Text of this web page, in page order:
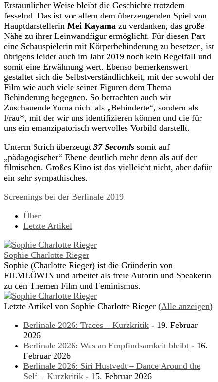
Erstaunlicher Weise bleibt die Geschichte trotzdem
fesselnd. Das ist vor allem dem überzeugenden Spiel von
Hauptdarstellerin Mei Kayama zu verdanken, das große
Nähe zu ihrer Leinwandfigur ermöglicht. Für diesen Part
eine Schauspielerin mit Körperbehinderung zu besetzen, ist
übrigens leider auch im Jahr 2019 noch kein Regelfall und
somit eine Erwähnung wert. Ebenso bemerkenswert
gestaltet sich die Selbstverständlichkeit, mit der sowohl der
Film wie auch viele seiner Figuren dem Thema
Behinderung begegnen. So betrachten auch wir
Zuschauende Yuma nicht als „Behinderte“, sondern als
Frau*, mit der wir uns identifizieren können und die für
uns ein emanzipatorisch wertvolles Vorbild darstellt.
Unterm Strich überzeugt 37 Seconds somit auf
„pädagogischer“ Ebene deutlich mehr denn als auf der
filmischen. Großes Kino ist das vielleicht nicht, aber dafür
ein sehr sympathisches.
Screenings bei der Berlinale 2019
Über
Letzte Artikel
Sophie Charlotte Rieger
Sophie (Charlotte Rieger) ist die Gründerin von
FILMLÖWIN und arbeitet als freie Autorin und Speakerin
zu den Themen Film und Feminismus.
Letzte Artikel von Sophie Charlotte Rieger (Alle anzeigen)
Berlinale 2026: Traces – Kurzkritik - 19. Februar
2026
Berlinale 2026: Was an Empfindsamkeit bleibt - 16.
Februar 2026
Berlinale 2026: Siri Hustvedt – Dance Around the
Self – Kurzkritik - 15. Februar 2026